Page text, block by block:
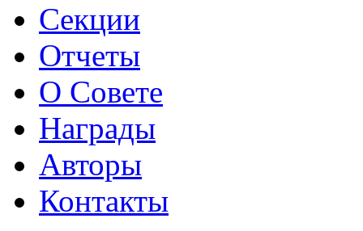
Секции
Отчеты
О Совете
Награды
Авторы
Контакты